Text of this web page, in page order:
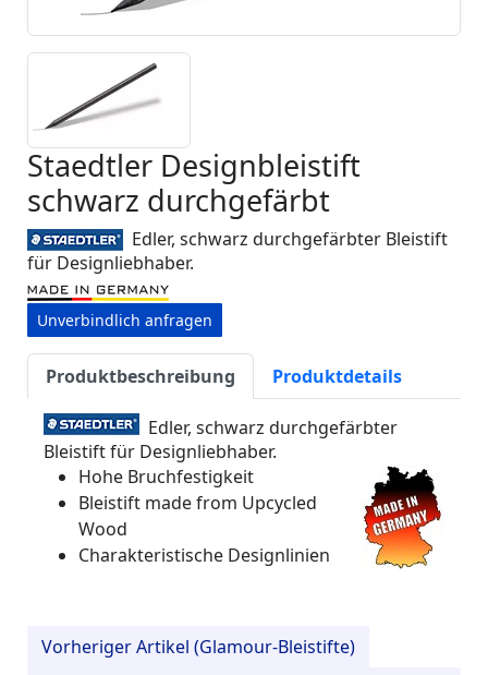
Staedtler Designbleistift
schwarz durchgefärbt
Edler, schwarz durchgefärbter Bleistift
für Designliebhaber.
Unverbindlich anfragen
Produktbeschreibung Produktdetails
Edler, schwarz durchgefärbter
Bleistift für Designliebhaber.
Hohe Bruchfestigkeit
Bleistift made from Upcycled
Wood
Charakteristische Designlinien
Vorheriger Artikel (Glamour-Bleistifte)